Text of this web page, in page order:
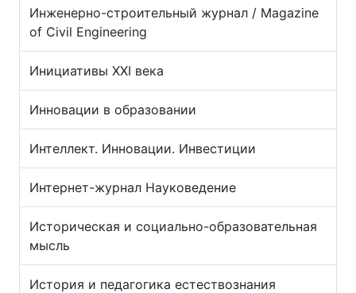
Инженерно-строительный журнал / Magazine
of Civil Engineering
Инициативы XXI века
Инновации в образовании
Интеллект. Инновации. Инвестиции
Интернет-журнал Науковедение
Историческая и социально-образовательная
мысль
История и педагогика естествознания